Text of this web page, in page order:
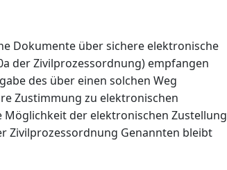
Dokumente über sichere elektronische
der Zivilprozessordnung) empfangen
des über einen solchen Weg
Zustimmung zu elektronischen
Möglichkeit der elektronischen Zustellung
Zivilprozessordnung Genannten bleibt